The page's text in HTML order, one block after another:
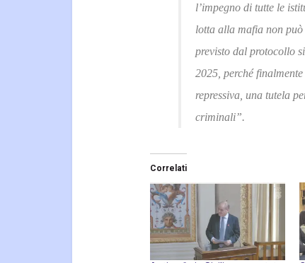
l’impegno di tutte le
lotta alla mafia non
previsto dal protocollo
2025, perché
repressiva, una tutela
criminali”.
Correlati